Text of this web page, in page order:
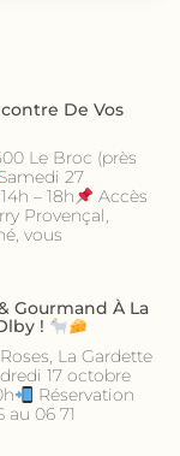
De Vos
Le Broc (près
Samedi 27
14h – 18h
Accès
Provençal,
vous
Gourmand À La
!
La Gardette
17 octobre
Réservation
06 71